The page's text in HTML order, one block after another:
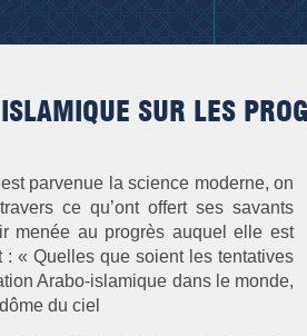
SUR LES
parvenue la science moderne, on
ce qu’ont offert ses savants
menée au progrès auquel elle est
« Quelles que soient les tentatives
Arabo-islamique dans le monde,
du ciel